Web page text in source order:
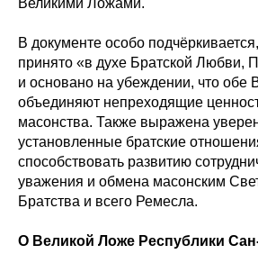
Великими Ложами.
В документе особо
принято «в духе Братской Любви,
и основано на убеждении, что обе
объединяют непреходящие
масонства. Также выражена
установленные братские
способствовать развитию
уважения и обмена масонским
Братства и всего Ремесла.
О Великой Ложе Республики